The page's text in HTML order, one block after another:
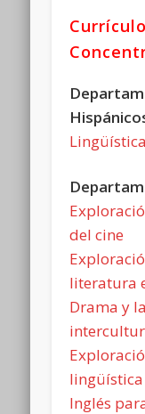
del cine
literatura
Drama y
lingüística
Inglés